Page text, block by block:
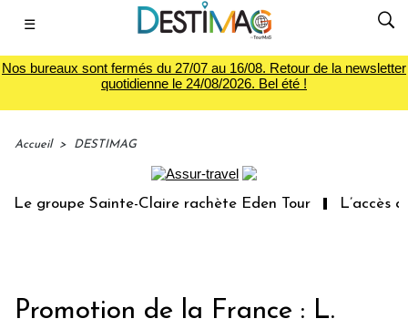
☰
Nos bureaux sont fermés du 27/07 au 16/08. Retour de la newsletter
quotidienne le 24/08/2026. Bel été !
Accueil > DESTIMAG
groupe Sainte-Claire rachète Eden Tour L’accès
Promotion de la France : L.